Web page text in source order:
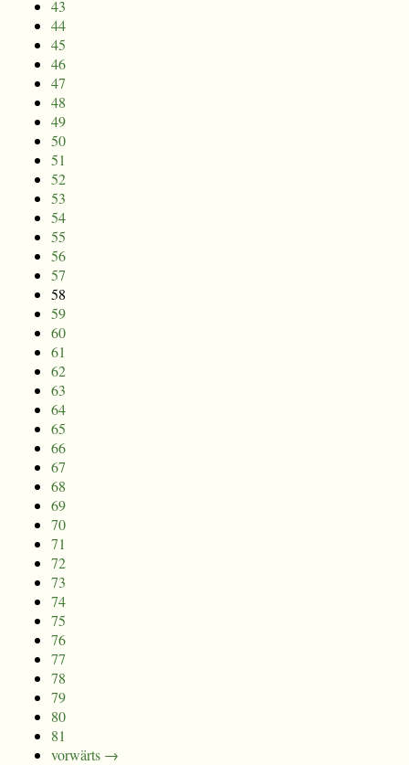
43
44
45
46
47
48
49
50
51
52
53
54
55
56
57
58
59
60
61
62
63
64
65
66
67
68
69
70
71
72
73
74
75
76
77
78
79
80
81
vorwärts →